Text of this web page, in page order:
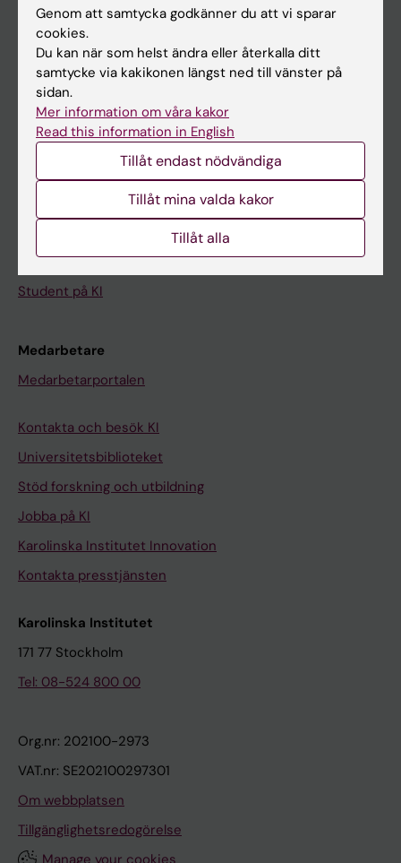
På gång
Nyheter
Kalender
Student
Ladok
Canvas
Kurs- och programwebbar
Student på KI
Medarbetare
Medarbetarportalen
Kontakta och besök KI
Universitetsbiblioteket
Stöd forskning och utbildning
Jobba på KI
Karolinska Institutet Innovation
Kontakta presstjänsten
Karolinska Institutet
171 77 Stockholm
Tel: 08-524 800 00
Org.nr: 202100-2973
VAT.nr: SE202100297301
Om webbplatsen
Tillgänglighetsredogörelse
Manage your cookies
Genom att samtycka godkänner du att vi sparar
cookies.
Du kan när som helst ändra eller återkalla ditt
samtycke via kakikonen längst ned till vänster på
sidan.
Mer information om våra kakor
Read this information in English
Tillåt endast nödvändiga
Tillåt mina valda kakor
Tillåt alla